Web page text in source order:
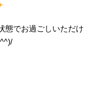
態でお過ごしいただけ